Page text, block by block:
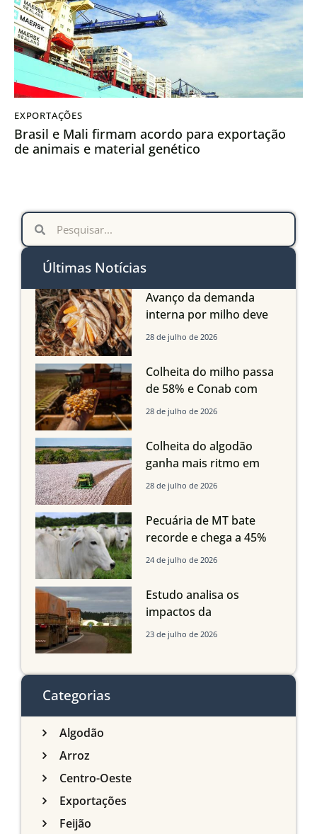
EXPORTAÇÕES
Brasil e Mali firmam acordo para exportação
de animais e material genético
Últimas Notícias
Avanço da demanda
interna por milho deve
compensar aumento da
em Mato Grosso, aponta
Imea
28 de julho de 2026
Colheita do milho passa
de 58% e Conab com
boas produtividades em
quedas em Tocantins,
Maranhão e Piauí
28 de julho de 2026
Colheita do algodão
ganha mais ritmo em
Mato Grosso, Mato
Maranhão
28 de julho de 2026
Pecuária de MT bate
recorde e chega a 45%
dos bovinos abatidos
24 de julho de 2026
Estudo analisa os
impactos da
infraestrutura logística
do Sul
23 de julho de 2026
Categorias
Algodão
Arroz
Centro-Oeste
Exportações
Feijão